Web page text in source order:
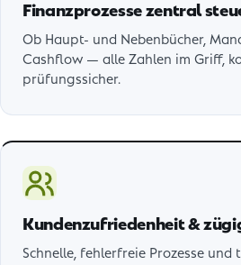
Finanzprozesse zentral
Ob Haupt- und Nebenbücher,
Cashflow — alle Zahlen im Griff,
prüfungssicher.
Kundenzufriedenheit &
Schnelle, fehlerfreie Prozesse und